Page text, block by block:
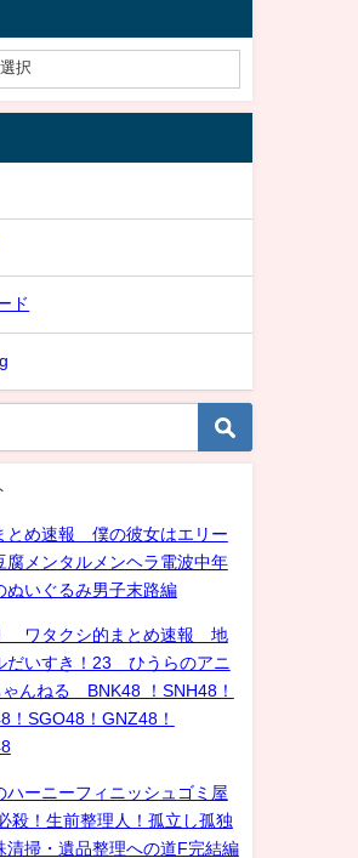
ド
とめ速報 僕の彼女はエリー
腐メンタルメンヘラ電波中年
ぬいぐるみ男子末路編
ワタクシ的まとめ速報 地
だいすき！23 ひうらのアニ
ゃんねる BNK48 ！SNH48！
！SGO48！GNZ48！
ハーニーフィニッシュゴミ屋
殺！生前整理人！孤立し孤独
清掃・遺品整理への道F完結編